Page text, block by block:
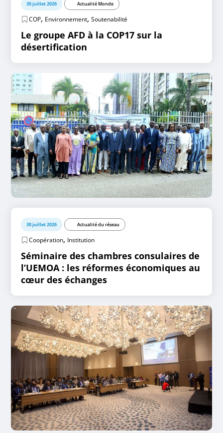
30 juillet 2026 Actualité Monde
COP, Environnement,Soutenabilité
Le groupe AFD à la COP17 sur la
désertification
30 juillet 2026 Actualité du réseau
Coopération, Institution
Séminaire des chambres consulaires de
l’UEMOA : les réformes économiques au
cœur des échanges